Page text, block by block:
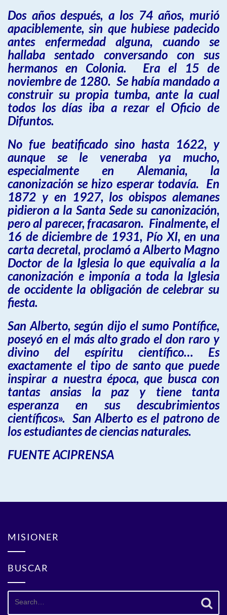
Dos años después, a los 74 años, murió
apaciblemente, sin que hubiese padecido
antes enfermedad alguna, cuando se
hallaba sentado conversando con sus
hermanos en Colonia. Era el 15 de
noviembre de 1280. Se había mandado a
construir su propia tumba, ante la cual
todos los días iba a rezar el Oficio de
Difuntos.
No fue beatificado sino hasta 1622, y
aunque se le veneraba ya mucho,
especialmente en Alemania, la
canonización se hizo esperar todavía. En
1872 y en 1927, los obispos alemanes
pidieron a la Santa Sede su canonización,
pero al parecer, fracasaron. Finalmente, el
16 de diciembre de 1931, Pío XI, en una
carta decretal, proclamó a Alberto Magno
Doctor de la Iglesia lo que equivalía a la
canonización e imponía a toda la Iglesia
de occidente la obligación de celebrar su
fiesta.
San Alberto, según dijo el sumo Pontífice,
poseyó en el más alto grado el don raro y
divino del espíritu científico… Es
exactamente el tipo de santo que puede
inspirar a nuestra época, que busca con
tantas ansias la paz y tiene tanta
esperanza en sus descubrimientos
científicos». San Alberto es el patrono de
los estudiantes de ciencias naturales.
FUENTE ACIPRENSA
MISIONER
BUSCAR
Search